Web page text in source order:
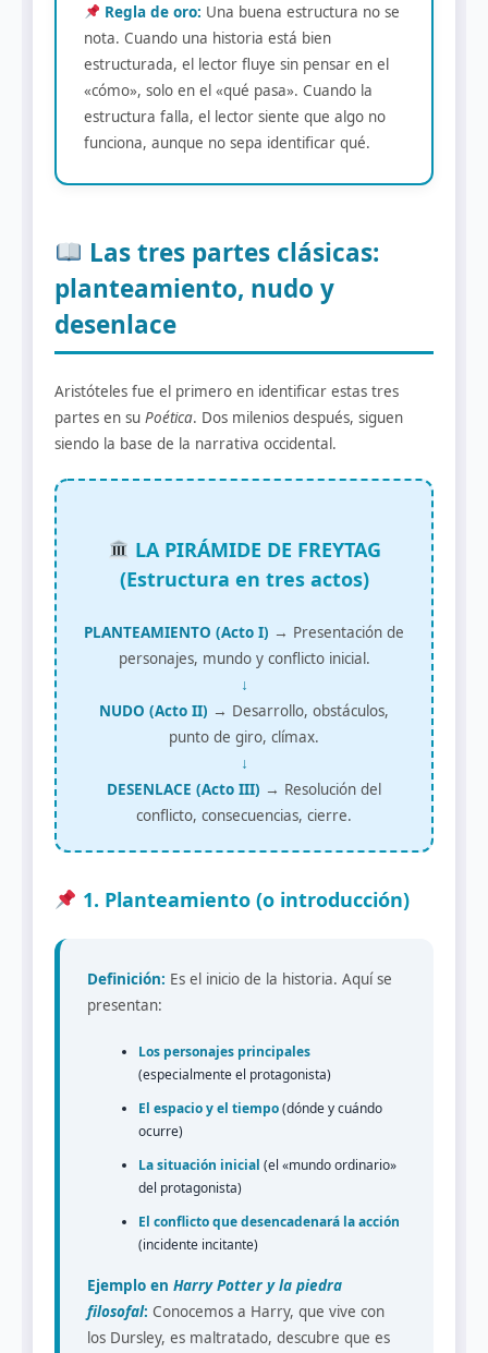
Regla de oro: Una buena estructura no se
nota. Cuando una historia está bien
estructurada, el lector fluye sin pensar en el
«cómo», solo en el «qué pasa». Cuando la
estructura falla, el lector siente que algo no
funciona, aunque no sepa identificar qué.
Las tres partes clásicas:
planteamiento, nudo y
desenlace
Aristóteles fue el primero en identificar estas tres
partes en su Poética. Dos milenios después, siguen
siendo la base de la narrativa occidental.
LA PIRÁMIDE DE FREYTAG
(Estructura en tres actos)
PLANTEAMIENTO (Acto I) → Presentación de
personajes, mundo y conflicto inicial.
↓
NUDO (Acto II) → Desarrollo, obstáculos,
punto de giro, clímax.
↓
DESENLACE (Acto III) → Resolución del
conflicto, consecuencias, cierre.
1. Planteamiento (o introducción)
Definición: Es el inicio de la historia. Aquí se
presentan:
Los personajes principales
(especialmente el protagonista)
El espacio y el tiempo(dónde y cuándo
ocurre)
La situación inicial (el «mundo ordinario»
del protagonista)
El conflicto que desencadenará la acción
(incidente incitante)
Ejemplo en Harry Potter y la piedra
filosofal: Conocemos a Harry, que vive con
los Dursley, es maltratado, descubre que es